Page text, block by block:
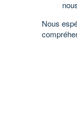
Nous